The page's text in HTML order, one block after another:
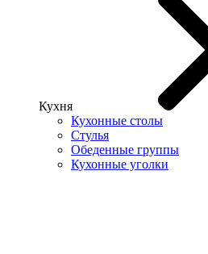
Кухня
Кухонные столы
Стулья
Обеденные группы
Кухонные уголки